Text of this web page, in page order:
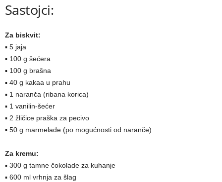
Sastojci:
Za biskvit:
▪ 5 jaja
▪ 100 g šećera
▪ 100 g brašna
▪ 40 g kakaa u prahu
▪ 1 naranča (ribana korica)
▪ 1 vanilin-šećer
▪ 2 žličice praška za pecivo
▪ 50 g marmelade (po mogućnosti od naranče)
Za kremu:
▪ 300 g tamne čokolade za kuhanje
▪ 600 ml vrhnja za šlag